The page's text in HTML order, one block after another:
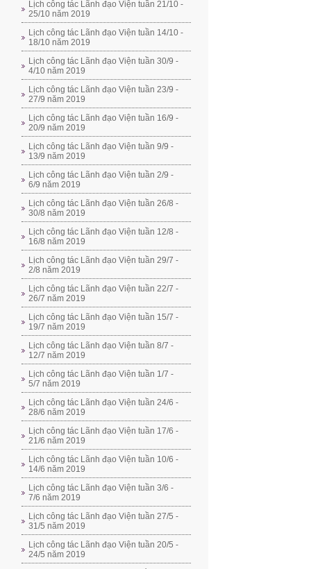
Lịch công tác Lãnh đạo Viện tuần 21/10 -
25/10 năm 2019
Lịch công tác Lãnh đạo Viện tuần 14/10 -
18/10 năm 2019
Lịch công tác Lãnh đạo Viện tuần 30/9 -
4/10 năm 2019
Lịch công tác Lãnh đạo Viện tuần 23/9 -
27/9 năm 2019
Lịch công tác Lãnh đạo Viện tuần 16/9 -
20/9 năm 2019
Lịch công tác Lãnh đạo Viện tuần 9/9 -
13/9 năm 2019
Lịch công tác Lãnh đạo Viện tuần 2/9 -
6/9 năm 2019
Lịch công tác Lãnh đạo Viện tuần 26/8 -
30/8 năm 2019
Lịch công tác Lãnh đạo Viện tuần 12/8 -
16/8 năm 2019
Lịch công tác Lãnh đạo Viện tuần 29/7 -
2/8 năm 2019
Lịch công tác Lãnh đạo Viện tuần 22/7 -
26/7 năm 2019
Lịch công tác Lãnh đạo Viện tuần 15/7 -
19/7 năm 2019
Lịch công tác Lãnh đạo Viện tuần 8/7 -
12/7 năm 2019
Lịch công tác Lãnh đạo Viện tuần 1/7 -
5/7 năm 2019
Lịch công tác Lãnh đạo Viện tuần 24/6 -
28/6 năm 2019
Lịch công tác Lãnh đạo Viện tuần 17/6 -
21/6 năm 2019
Lịch công tác Lãnh đạo Viện tuần 10/6 -
14/6 năm 2019
Lịch công tác Lãnh đạo Viện tuần 3/6 -
7/6 năm 2019
Lịch công tác Lãnh đạo Viện tuần 27/5 -
31/5 năm 2019
Lịch công tác Lãnh đạo Viện tuần 20/5 -
24/5 năm 2019